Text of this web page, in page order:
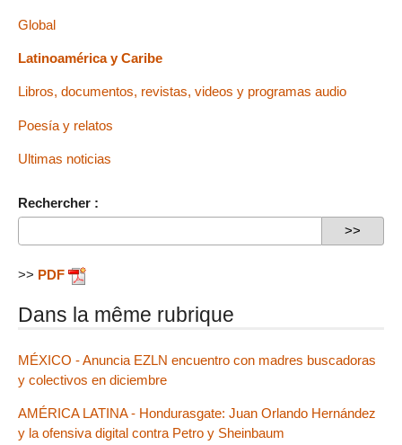
Global
Latinoamérica y Caribe
Libros, documentos, revistas, videos y programas audio
Poesía y relatos
Ultimas noticias
Rechercher :
>> PDF
Dans la même rubrique
MÉXICO - Anuncia EZLN encuentro con madres buscadoras
y colectivos en diciembre
AMÉRICA LATINA - Hondurasgate: Juan Orlando Hernández
y la ofensiva digital contra Petro y Sheinbaum